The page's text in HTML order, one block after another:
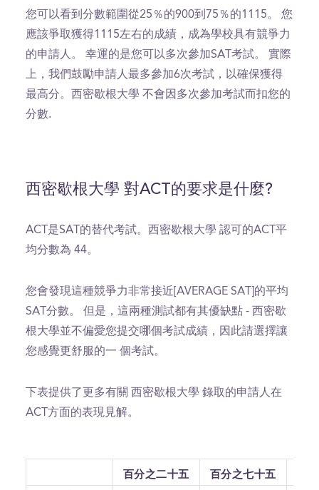
您可以看到分數範圍從25％的900到75％的1115。 您
應該爭取獲得1115左右的成績，成為學校具有競爭力
的申請人。 幸運的是您可以多次參加SAT考試。 實際
上，我們鼓勵申請人最多參加6次考試，以確保獲得
最高分。西密歇根大學 不會因多次參加考試而扣您的
分數.
西密歇根大學 對ACT的要求是什麼?
ACT是SAT的替代考試。西密歇根大學 認可的ACT平
均分數為 44。
您會發現這種競爭力非常接近[AVERAGE SAT]的平均
SAT分數。 但是，這兩種測試都有其優缺點 - 西密歇
根大學並不偏愛您提交哪個考試成績，因此請選擇讓
您感覺更舒服的一 個考試。
下表提供了更多有關 西密歇根大學 錄取的申請人在
ACT方面的表現見解。
百分之二十五 百分之七十五